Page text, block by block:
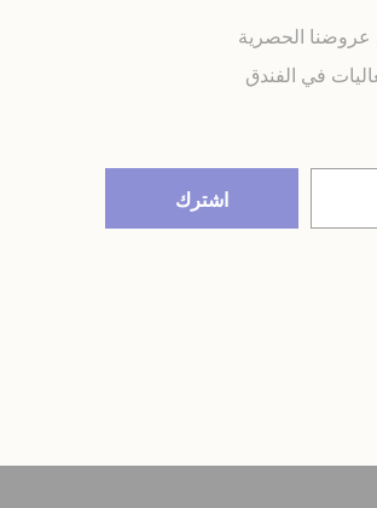
عروضنا الحصرية
في الفندق